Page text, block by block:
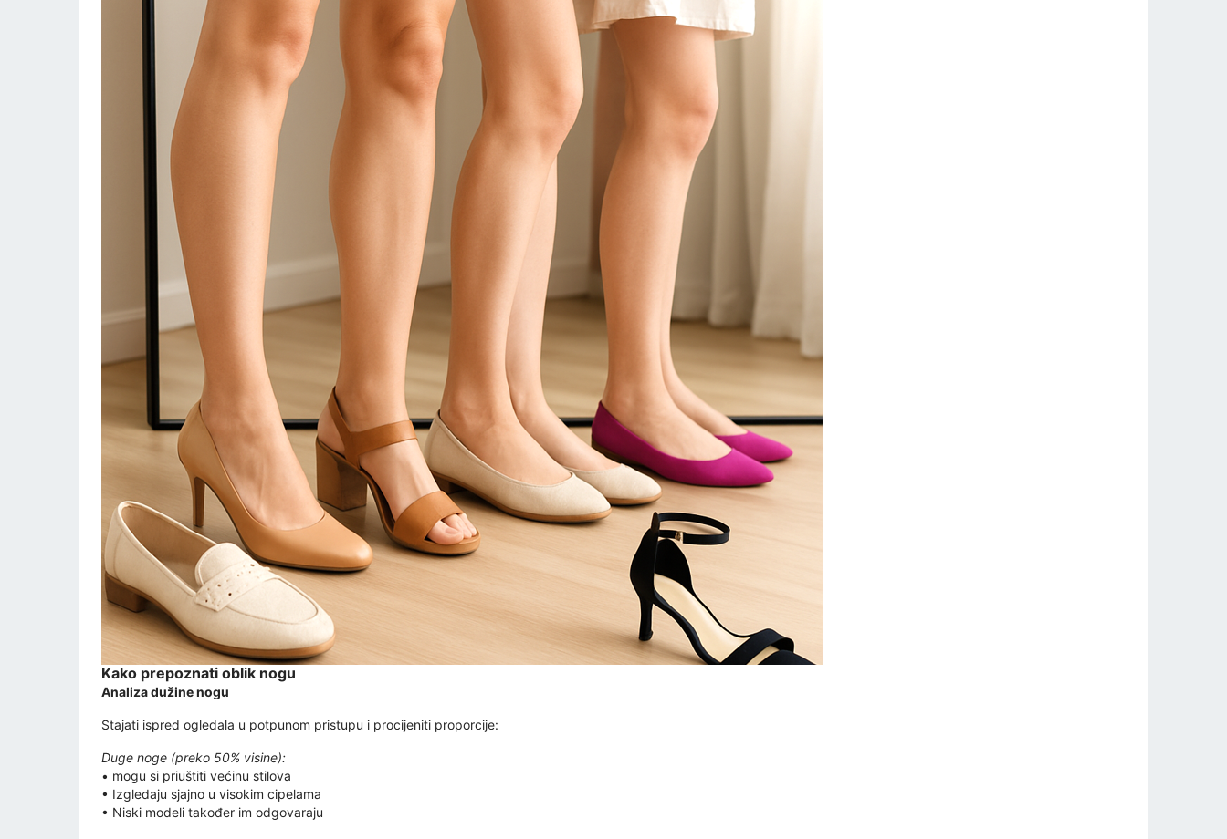
Kako prepoznati oblik nogu
Analiza dužine nogu
Stajati ispred ogledala u potpunom pristupu i procijeniti proporcije:
Duge noge (preko 50% visine):
• mogu si priuštiti većinu stilova
• Izgledaju sjajno u visokim cipelama
• Niski modeli također im odgovaraju